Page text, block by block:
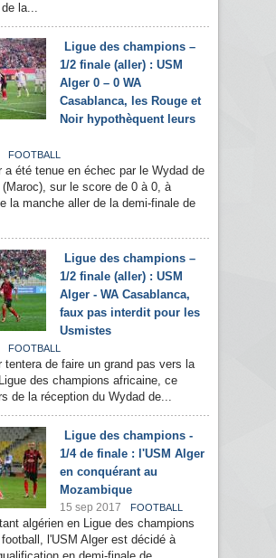
la...
Ligue des champions –
1/2 finale (aller) : USM
Alger 0 – 0 WA
Casablanca, les Rouge et
Noir hypothèquent leurs
FOOTBALL
a été tenue en échec par le Wydad de
sur le score de 0 à 0, à
la manche aller de la demi-finale de
Ligue des champions –
1/2 finale (aller) : USM
Alger - WA Casablanca,
faux pas interdit pour les
Usmistes
FOOTBALL
tentera de faire un grand pas vers la
des champions africaine, ce
de la réception du Wydad de...
Ligue des champions -
1/4 de finale : l'USM Alger
en conquérant au
Mozambique
15 sep 2017 FOOTBALL
algérien en Ligue des champions
l'USM Alger est décidé à